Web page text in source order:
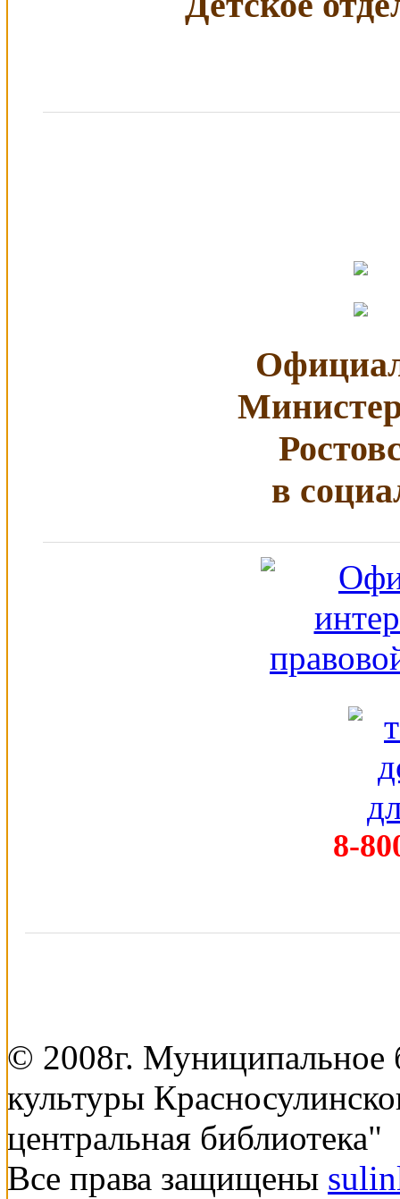
в
8-
© 2008г. Муниципальное
культуры
центральная библиотека"
Все права защищены